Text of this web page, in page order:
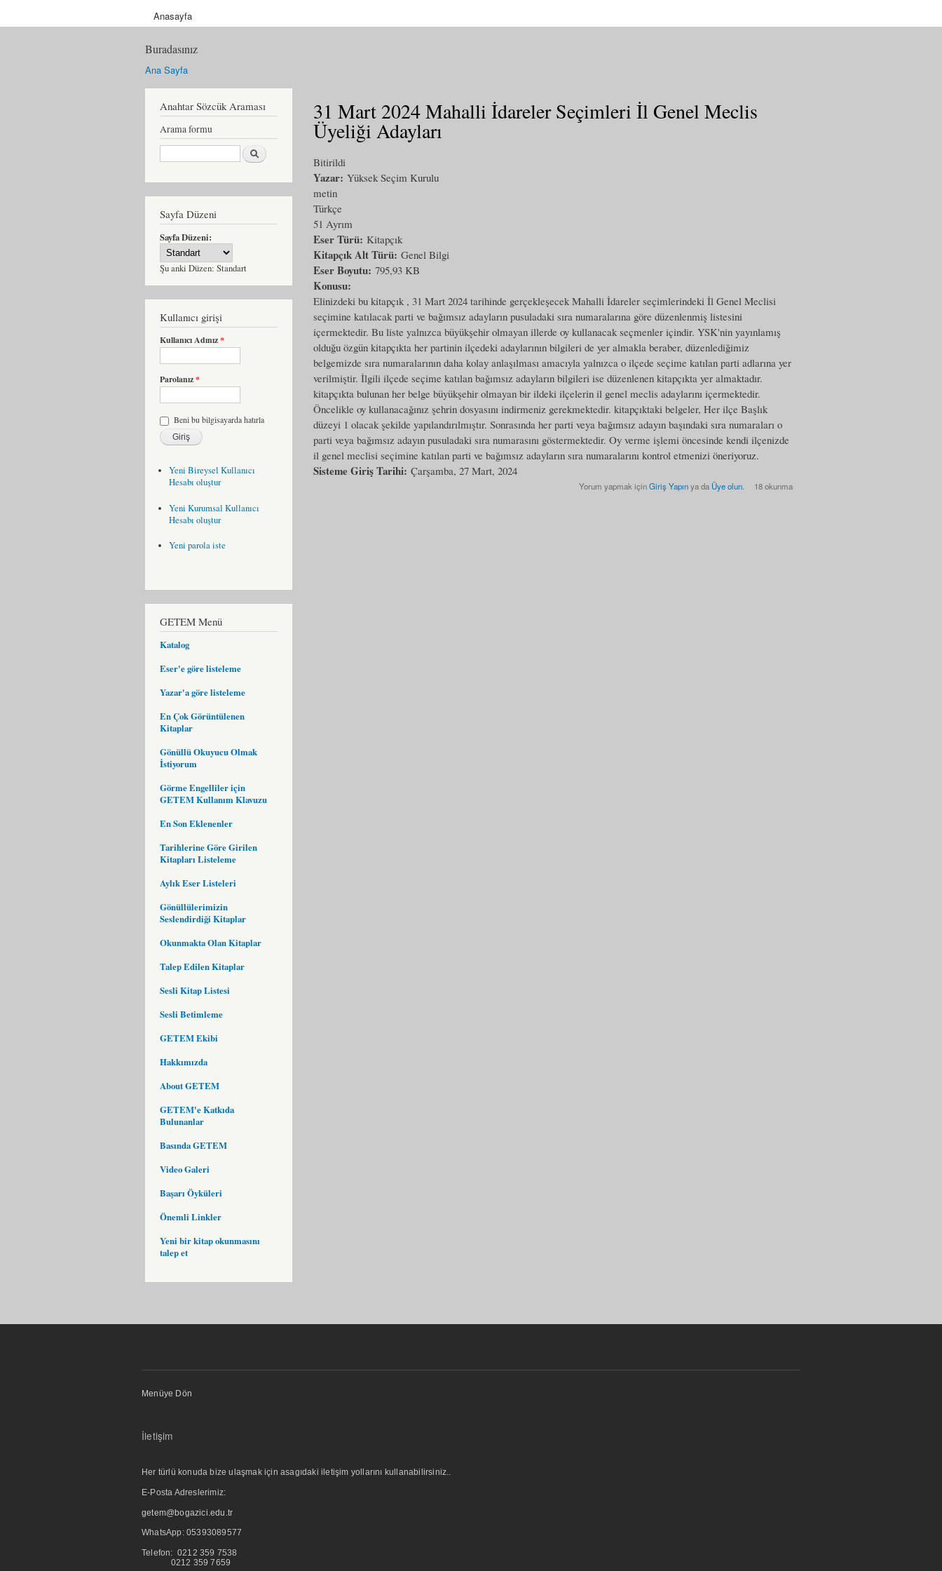
Anasayfa
Buradasınız
Ana Sayfa
Anahtar Sözcük Araması
Arama formu
Ara
Sayfa Düzeni
Sayfa Düzeni:
Şu anki Düzen: Standart
Kullanıcı girişi
Kullanıcı Adınız*
Parolanız*
Beni bu bilgisayarda hatırla
Yeni Bireysel Kullanıcı
Hesabı oluştur
Yeni Kurumsal Kullanıcı
Hesabı oluştur
Yeni parola iste
GETEM Menü
Katalog
Eser'e göre listeleme
Yazar'a göre listeleme
En Çok Görüntülenen
Kitaplar
Gönüllü Okuyucu Olmak
İstiyorum
Görme Engelliler için
GETEM Kullanım Klavuzu
En Son Eklenenler
Tarihlerine Göre Girilen
Kitapları Listeleme
Aylık Eser Listeleri
Gönüllülerimizin
Seslendirdiği Kitaplar
Okunmakta Olan Kitaplar
Talep Edilen Kitaplar
Sesli Kitap Listesi
Sesli Betimleme
GETEM Ekibi
Hakkımızda
About GETEM
GETEM'e Katkıda
Bulunanlar
Basında GETEM
Video Galeri
Başarı Öyküleri
Önemli Linkler
Yeni bir kitap okunmasını
talep et
31 Mart 2024 Mahalli İdareler Seçimleri İl Genel Meclis
Üyeliği Adayları
Bitirildi
Yazar: Yüksek Seçim Kurulu
metin
Türkçe
51 Ayrım
Eser Türü: Kitapçık
Kitapçık Alt Türü: Genel Bilgi
Eser Boyutu: 795,93 KB
Konusu:
Elinizdeki bu kitapçık , 31 Mart 2024 tarihinde gerçekleşecek Mahalli İdareler seçimlerindeki İl Genel Meclisi
seçimine katılacak parti ve bağımsız adayların pusuladaki sıra numaralarına göre düzenlenmiş listesini
içermektedir. Bu liste yalnızca büyükşehir olmayan illerde oy kullanacak seçmenler içindir. YSK'nin yayınlamış
olduğu özgün kitapçıkta her partinin ilçedeki adaylarının bilgileri de yer almakla beraber, düzenlediğimiz
belgemizde sıra numaralarının daha kolay anlaşılması amacıyla yalnızca o ilçede seçime katılan parti adlarına yer
verilmiştir. İlgili ilçede seçime katılan bağımsız adayların bilgileri ise düzenlenen kitapçıkta yer almaktadır.
kitapçıkta bulunan her belge büyükşehir olmayan bir ildeki ilçelerin il genel meclis adaylarını içermektedir.
Öncelikle oy kullanacağınız şehrin dosyasını indirmeniz gerekmektedir. kitapçıktaki belgeler, Her ilçe Başlık
düzeyi 1 olacak şekilde yapılandırılmıştır. Sonrasında her parti veya bağımsız adayın başındaki sıra numaraları o
parti veya bağımsız adayın pusuladaki sıra numarasını göstermektedir. Oy verme işlemi öncesinde kendi ilçenizde
il genel meclisi seçimine katılan parti ve bağımsız adayların sıra numaralarını kontrol etmenizi öneriyoruz.
Sisteme Giriş Tarihi: Çarşamba, 27 Mart, 2024
Yorum yapmak içinGiriş Yapınya da Üye olun. 18 okunma
Menüye Dön
İletişim
Her türlü konuda bize ulaşmak için asagıdaki iletişim yollarını kullanabilirsiniz..
E-Posta Adreslerimiz:
getem@bogazici.edu.tr
WhatsApp: 05393089577
Telefon: 0212 359 7538
0212 359 7659